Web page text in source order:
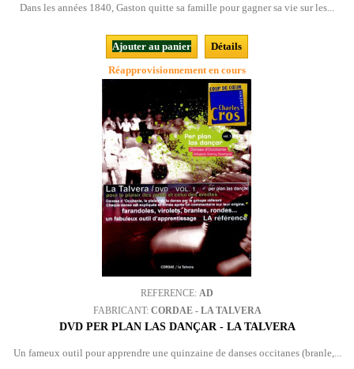
Dans les années 1840, Gaston quitte sa famille pour gagner sa vie sur les...
Ajouter au panier
Détails
Réapprovisionnement en cours
REFERENCE: AD
FABRICANT: CORDAE - LA TALVERA
DVD PER PLAN LAS DANÇAR - LA TALVERA
Un fameux outil pour apprendre une quinzaine de danses occitanes (branle,...